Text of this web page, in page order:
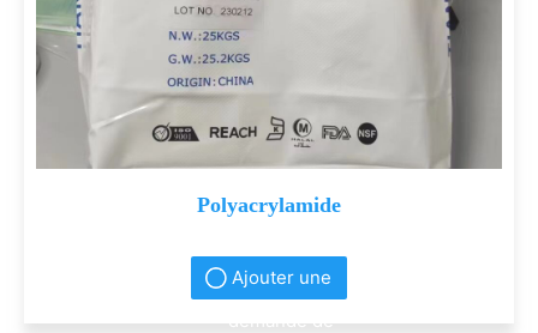
Polyacrylamide
Ajouter une
demande de